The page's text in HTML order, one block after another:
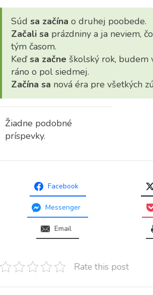
Súd sa začína o druhej poobede.
Začali sa prázdniny a ja neviem,
tým časom.
Keď sa začne školský rok, budem
ráno o pol siedmej.
Začína sa nová éra pre všetkých
Žiadne podobné
príspevky.
Facebook
Messenger
Email
Rate this post